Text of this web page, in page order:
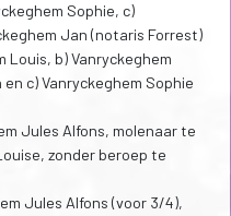
Sophie, c)
Jan (notaris Forrest)
Louis, b) Vanryckeghem
c) Vanryckeghem Sophie
Jules Alfons, molenaar te
zonder beroep te
Jules Alfons (voor 3/4),